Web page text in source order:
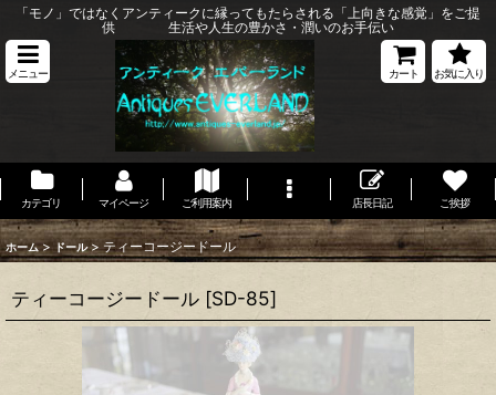
「モノ」ではなくアンティークに縁ってもたらされる「上向きな感覚」をご提
供 生活や人生の豊かさ・潤いのお手伝い
メニュー カート お気に入り
カテゴリ マイページ ご利用案内 店長日記 ご挨拶
ホーム > ドール > ティーコージードール
ティーコージードール [SD-85]